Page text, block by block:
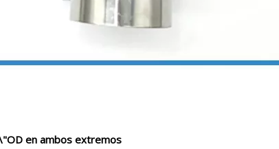
en ambos extremos